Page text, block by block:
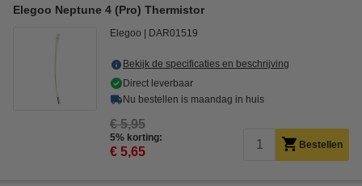
Elegoo Neptune 4 (Pro) Thermistor
Elegoo DAR01519
Bekijk de specificaties en beschrijving
Direct leverbaar
Nu bestellen is maandag in huis
€ 5,95
5% korting:
€ 5,65 Bestellen